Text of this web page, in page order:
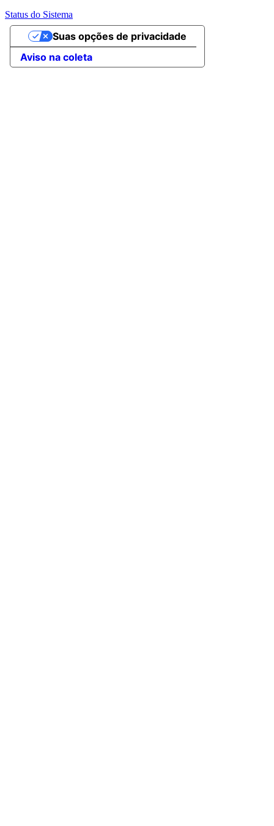
Status do Sistema
Aviso na coleta
Suas opções de privacidade